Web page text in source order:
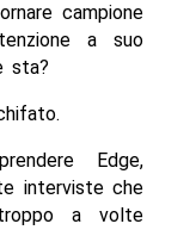
campione
a suo
sta?
Edge,
interviste che
a volte